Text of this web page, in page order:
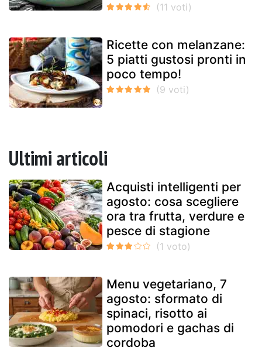
Ricette con melanzane:
5 piatti gustosi pronti in
poco tempo!
Ultimi articoli
Acquisti intelligenti per
agosto: cosa scegliere
ora tra frutta, verdure e
pesce di stagione
Menu vegetariano, 7
agosto: sformato di
spinaci, risotto ai
pomodori e gachas di
cordoba